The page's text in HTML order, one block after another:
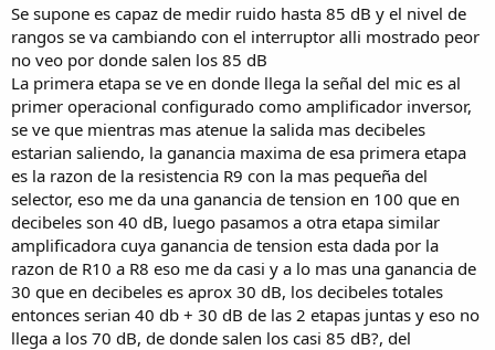
Se supone es capaz de medir ruido hasta 85 dB y el nivel de
rangos se va cambiando con el interruptor alli mostrado peor
no veo por donde salen los 85 dB
La primera etapa se ve en donde llega la señal del mic es al
primer operacional configurado como amplificador inversor,
se ve que mientras mas atenue la salida mas decibeles
estarian saliendo, la ganancia maxima de esa primera etapa
es la razon de la resistencia R9 con la mas pequeña del
selector, eso me da una ganancia de tension en 100 que en
decibeles son 40 dB, luego pasamos a otra etapa similar
amplificadora cuya ganancia de tension esta dada por la
razon de R10 a R8 eso me da casi y a lo mas una ganancia de
30 que en decibeles es aprox 30 dB, los decibeles totales
entonces serian 40 db + 30 dB de las 2 etapas juntas y eso no
llega a los 70 dB, de donde salen los casi 85 dB?, del